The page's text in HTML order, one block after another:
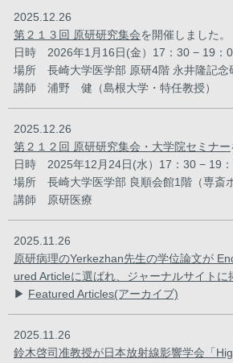
2025.12.26
第２１３回 原研研究集会を開催しました。
日時 2026年1月16日(金）17：30 − 19：
場所 長崎大学医学部 原研4階 永井隆記念
講師 浦野 健（島根大学・特任教授）
2025.12.26
第２１２回 原研研究集会・大学院セミナー
日時 2025年12月24日(水）17：30 − 19
場所 長崎大学医学部 良順会館1階（専斎ホ
講師 原研医療
2025.11.26
原研病理のYerkezhan先生の学位論文が
ured Articleに選ばれ、ジャーナルサイトに
▶ Featured Articles(アーカイブ)
2025.11.26
鈴木啓司准教授が日本放射線影響学会「